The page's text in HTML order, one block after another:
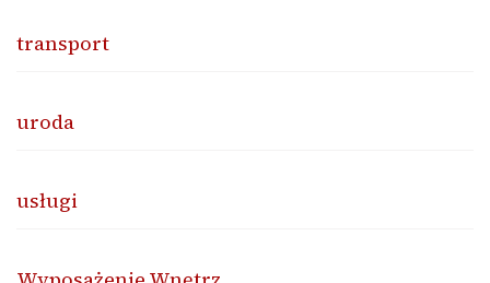
transport
uroda
usługi